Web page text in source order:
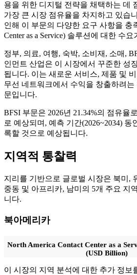
용을 위한 디지털 전략을 채택하는 데
가장 큰 시장 점유율을 차지하고 있습
인해 이 부문의 다양한 요구 사항을 충
Center as a Service) 솔루션에 대한 수
정부, 의료, 여행, 숙박, 소비재, 소매,
인먼트 산업은 이 시장에서 꾸준한 성
됩니다. 이는 새로운 서비스, 제품 및
무선 네트워크에서 수익을 창출하려는
문입니다.
BFSI 부문은 2026년 21.34%의 점유율
로 예상되며, 예측 기간(2026~2034) 동
록할 것으로 예상됩니다.
지역적 통찰력
지리를 기반으로 글로벌 시장은 북미,
중동 및 아프리카, 남미의 5개 주요 지
니다.
북아메리카
North America Contact Center as a
(USD Billion)
이 시장의 지역 분석에 대한 추가 정보